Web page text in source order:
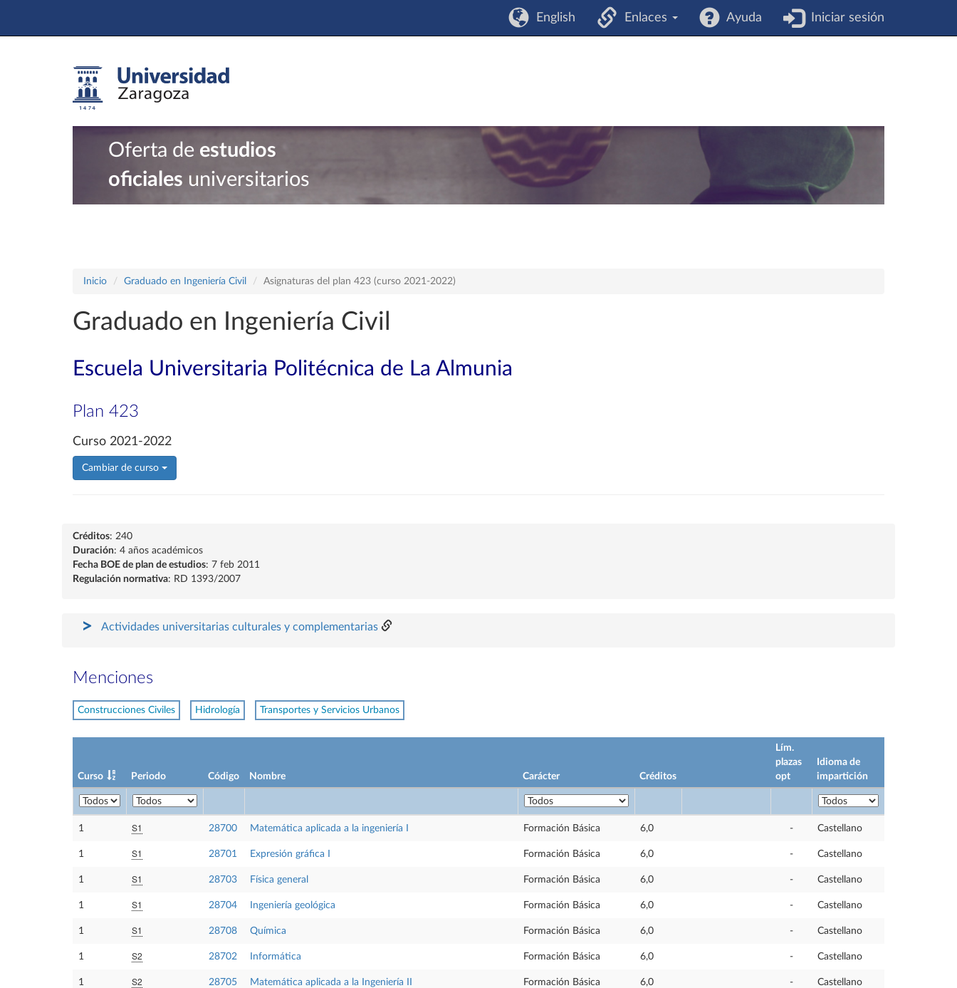
English Enlaces Ayuda Iniciar sesión
Oferta de estudios
oficiales universitarios
Inicio Graduado en Ingeniería Civil Asignaturas del plan 423 (curso 2021-2022)
Graduado en Ingeniería Civil
Escuela Universitaria Politécnica de La Almunia
Plan 423
Curso 2021-2022
Cambiar de curso
Créditos: 240
Duración: 4 años académicos
Fecha BOE de plan de estudios: 7 feb 2011
Regulación normativa: RD 1393/2007
Actividades universitarias culturales y complementarias
Menciones
Construcciones Civiles Hidrología Transportes y Servicios Urbanos
Curso Periodo Código Nombre Carácter Créditos
Lím.
plazas
opt
Idioma de
impartición
1 S1 28700 Matemática aplicada a la ingeniería I Formación Básica 6,0 - Castellano
1 S1 28701 Expresión gráfica I Formación Básica 6,0 - Castellano
1 S1 28703 Física general Formación Básica 6,0 - Castellano
1 S1 28704 Ingeniería geológica Formación Básica 6,0 - Castellano
1 S1 28708 Química Formación Básica 6,0 - Castellano
1 S2 28702 Informática Formación Básica 6,0 - Castellano
1 S2 28705 Matemática aplicada a la Ingeniería II Formación Básica 6,0 - Castellano